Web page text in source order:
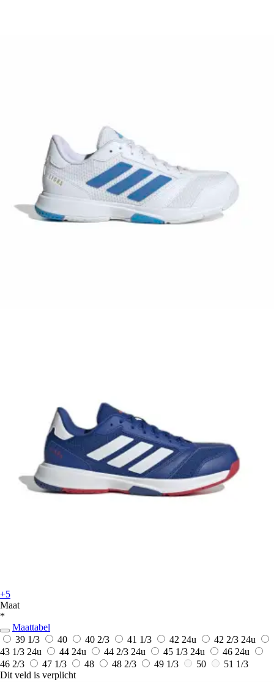
+5
Maat
*
Maattabel
39 1/3
40 40 2/3 41 1/3 42 24u 42 2/3 24u
43 1/3 24u 44 24u 44 2/3 24u 45 1/3 24u 46 24u
46 2/3
47 1/3 48 48 2/3 49 1/3 50
51 1/3
Dit veld is verplicht